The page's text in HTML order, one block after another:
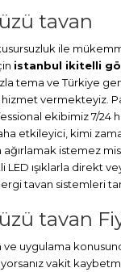
tavan
ile
istanbul ikitelli
tema ve Türkiye
hizmet vermekteyiz.
ekibimiz 7/24
etkileyici, kimi
istemez
ışıklarla direkt
tavan sistemleri
tavan
uygulama
vakit